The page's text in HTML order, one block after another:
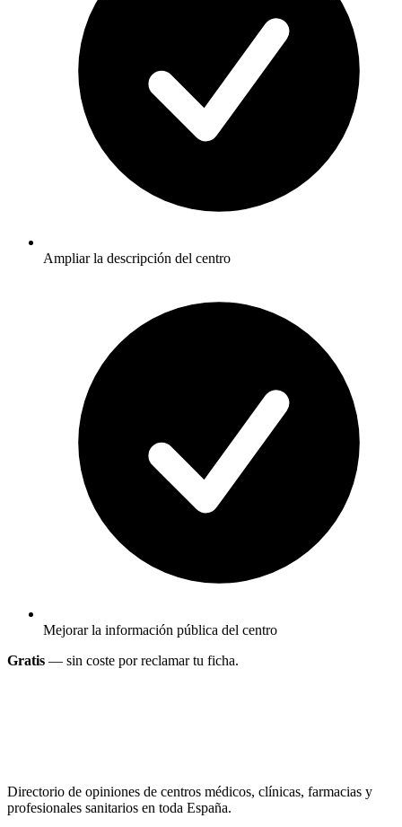
Ampliar la descripción del centro
Mejorar la información pública del centro
Gratis — sin coste por reclamar tu ficha.
Directorio de opiniones de centros médicos, clínicas, farmacias y
profesionales sanitarios en toda España.